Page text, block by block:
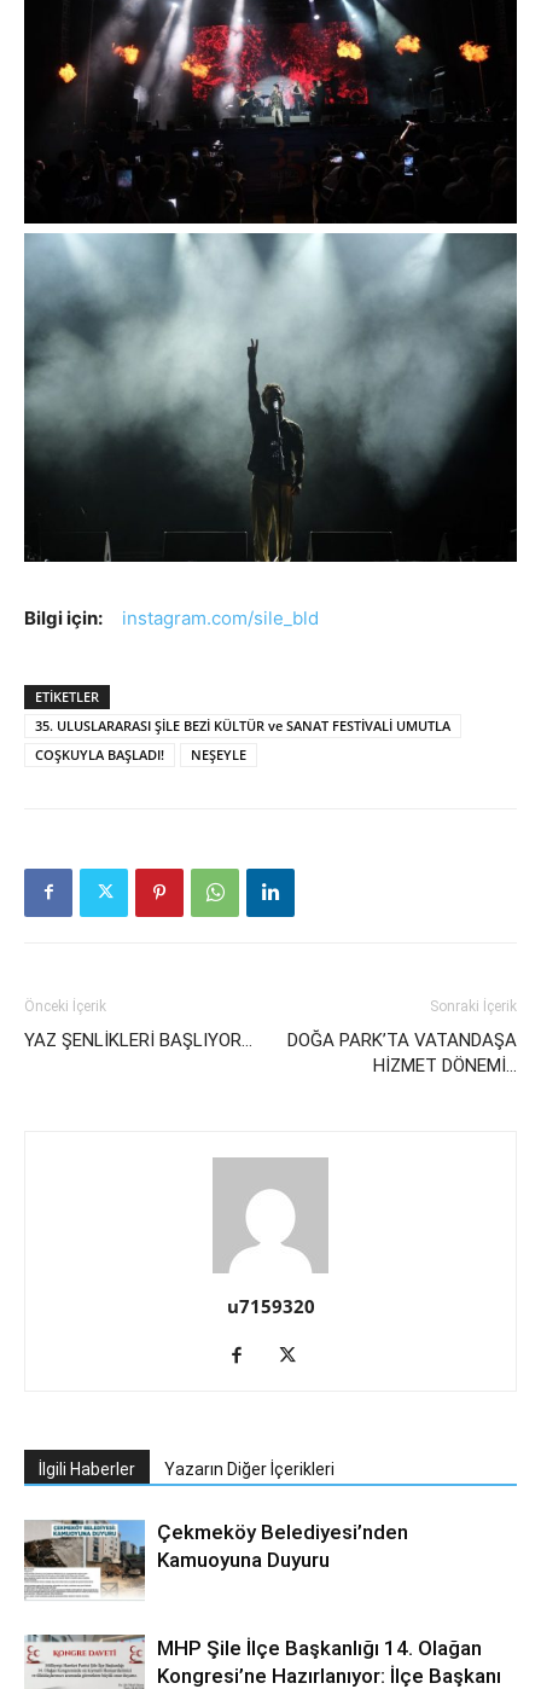
Bilgi için: instagram.com/sile_bld
ETİKETLER
35. ULUSLARARASI ŞİLE BEZİ KÜLTÜR ve SANAT FESTİVALİ UMUTLA
COŞKUYLA BAŞLADI!
NEŞEYLE
Önceki İçerik
YAZ ŞENLİKLERİ BAŞLIYOR…
Sonraki İçerik
DOĞA PARK’TA VATANDAŞA
HİZMET DÖNEMİ…
u7159320
İlgili Haberler Yazarın Diğer İçerikleri
Çekmeköy Belediyesi’nden
Kamuoyuna Duyuru
MHP Şile İlçe Başkanlığı 14. Olağan
Kongresi’ne Hazırlanıyor: İlçe Başkanı